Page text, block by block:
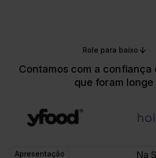
Role para baixo
Contamos com a confiança
que foram longe
Apresentação
Na